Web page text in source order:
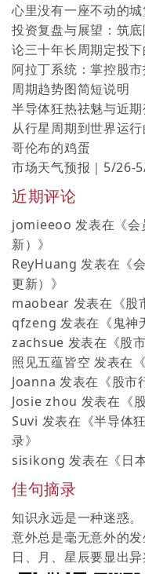
心里没有一座不动的
投资复盘与展望：筑
论三十年长周期定投
阿拉丁系统：掌控股
周期趋势图简短说明
半导体狂热祛魅与近
从行星周期到世界运
哥伦布的鸡蛋
市场天气预报｜5/26-
近期评论
jomieeoo 发表在《会
新） 》
ReyHuang 发表在《
更新） 》
maobear 发表在《股
qfzeng 发表在《鬼神
zachsue 发表在《股
照见五蕴皆空 发表在《
Joanna 发表在《股市
Josie zhou 发表在《
Suvi 发表在《半导体
录》
sisikong 发表在《日
佳句摘录
知识永远是一种迷惑。
意外总是毫无意外的发
日、月、星辰要显出